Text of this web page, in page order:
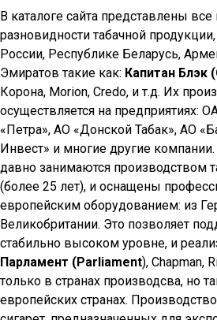
В каталоге сайта представлены
разновидности табачной
России, Республике Беларусь,
Эмиратов такие как: Капитан Блэк
Корона, Morion, Credo, и т.д. Их
осуществляется на предприятиях:
«Петра», АО «Донской Табак», АО
Инвест» и многие другие
давно занимаются производством
(более 25 лет), и оснащены
европейским оборудованием: из
Великобритании. Это позволяет
стабильно высоком уровне, и
Парламент (Parliament), Chapman,
только в странах производсва, но
европейских странах.